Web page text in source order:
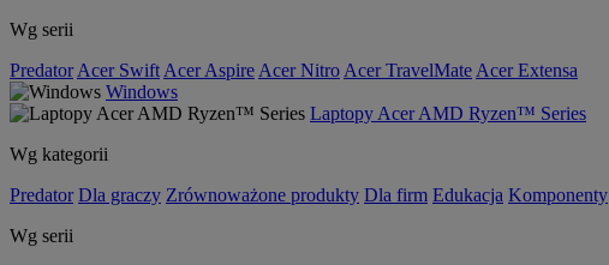
Wg serii
Predator Acer Swift Acer Aspire Acer Nitro Acer TravelMate Acer Extensa
Windows
Laptopy Acer AMD Ryzen™ Series
Wg kategorii
Predator Dla graczy Zrównoważone produkty Dla firm Edukacja Komponenty
Wg serii